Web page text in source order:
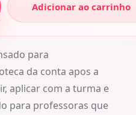
Adicionar ao carrinho
para
da conta apos a
aplicar com a turma e
para professoras que